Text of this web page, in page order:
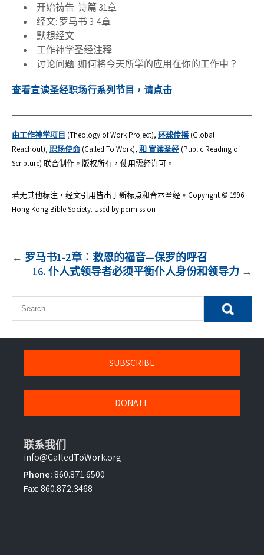
开始祷告: 诗篇 31章
经文: 罗马书 3-4章
默想经文
工作神学圣经注释
讨论问题: 如何将今天所学的应用在你的工作中？
查看宣读圣经职场行系列节目，请点击
由工作神学项目 (Theology of Work Project), 环球传播 (Global
Reachout), 职场使命 (Called To Work), 和 宣读圣经 (Public Reading of
Scripture) 联合制作。版权所有，使用需经许可。
若无其他标注，经文引用皆出于新标点和合本圣经。Copyright © 1996
Hong Kong Bible Society. Used by permission
文
導
覽
罗马书1-2章：救恩的福音—保罗的呼召
16. 仆人式领导者必须平衡仆人身份和领导力
SUBSCRIBE
DONATE
联系我们
info@CalledToWork.org
Phone:860.871.6500
Fax:860.872.3468